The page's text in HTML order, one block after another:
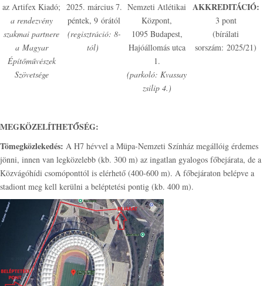
az Artifex Kiadó;
a rendezvény
szakmai partnere
a Magyar
Építőművészek
Szövetsége
2025. március 7.
péntek, 9 órától
(regisztráció: 8-
tól)
Nemzeti Atlétikai
Központ,
1095 Budapest,
Hajóállomás utca
1.
(parkoló: Kvassay
zsilip 4.)
AKKREDITÁCIÓ:
3 pont
(bírálati
sorszám: 2025/21)
MEGKÖZELÍTHETŐSÉG:
Tömegközlekedés: A H7 hévvel a Müpa-Nemzeti Színház megállóig érdemes
jönni, innen van legközelebb (kb. 300 m) az ingatlan gyalogos főbejárata, de a
Közvágóhídi csomóponttól is elérhető (400-600 m). A főbejáraton belépve a
stadiont meg kell kerülni a beléptetési pontig (kb. 400 m).